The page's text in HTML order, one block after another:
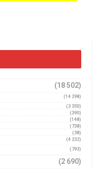
(18 502)
(14 298)
(3 350)
(390)
(148)
(738)
(38)
(4 232)
(793)
(2 690)